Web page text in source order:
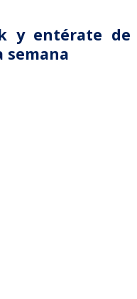
y entérate de
semana